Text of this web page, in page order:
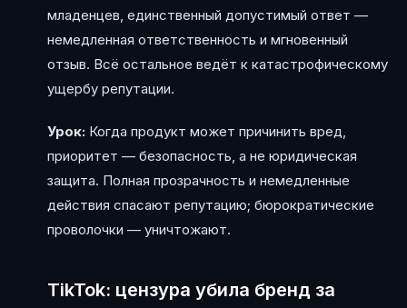
младенцев, единственный допустимый ответ —
немедленная ответственность и мгновенный
отзыв. Всё остальное ведёт к катастрофическому
ущербу репутации.
Урок: Когда продукт может причинить вред,
приоритет — безопасность, а не юридическая
защита. Полная прозрачность и немедленные
действия спасают репутацию; бюрократические
проволочки — уничтожают.
TikTok: цензура убила бренд за